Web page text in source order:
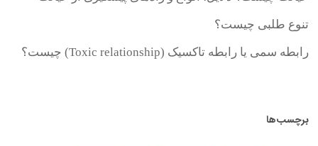
تنوع طلبی چیست؟
رابطه سمی یا رابطه تاکسیک (Toxic relationship) چیست؟
برچسب‌ها